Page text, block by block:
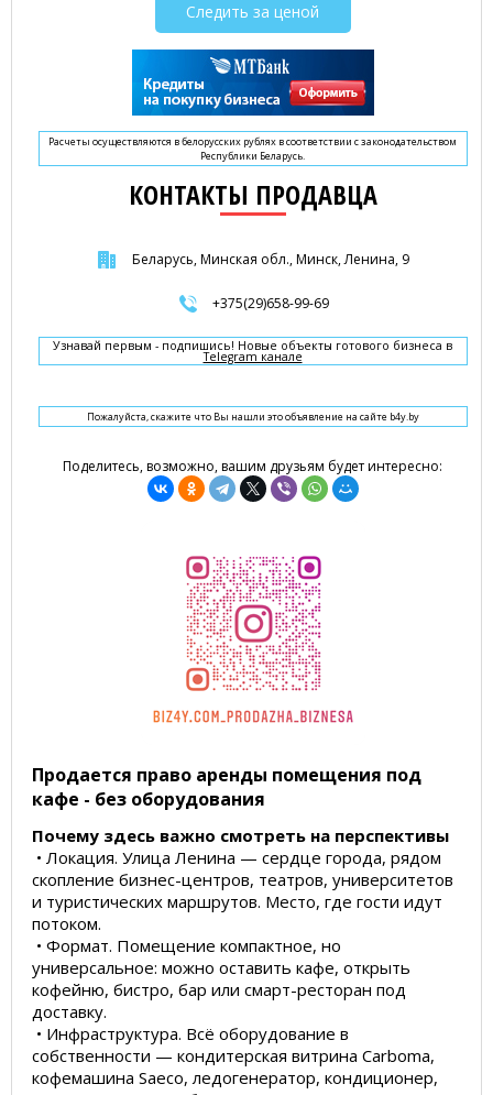
Следить за ценой
Расчеты осуществляются в белорусских рублях в соответствии с законодательством
Республики Беларусь.
КОНТАКТЫ ПРОДАВЦА
Беларусь, Минская обл., Минск, Ленина, 9
+375(29)658-99-69
Узнавай первым - подпишись! Новые объекты готового бизнеса в
Telegram канале
Пожалуйста, скажите что Вы нашли это объявление на сайте b4y.by
Поделитесь, возможно, вашим друзьям будет интересно:
Продается право аренды помещения под
кафе - без оборудования
Почему здесь важно смотреть на перспективы
• Локация. Улица Ленина — сердце города, рядом
скопление бизнес-центров, театров, университетов
и туристических маршрутов. Место, где гости идут
потоком.
• Формат. Помещение компактное, но
универсальное: можно оставить кафе, открыть
кофейню, бистро, бар или смарт-ресторан под
доставку.
• Инфраструктура. Всё оборудование в
собственности — кондитерская витрина Carboma,
кофемашина Saeco, ледогенератор, кондиционер,